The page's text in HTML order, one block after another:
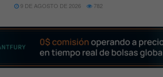
9 DE AGOSTO DE 2026 782